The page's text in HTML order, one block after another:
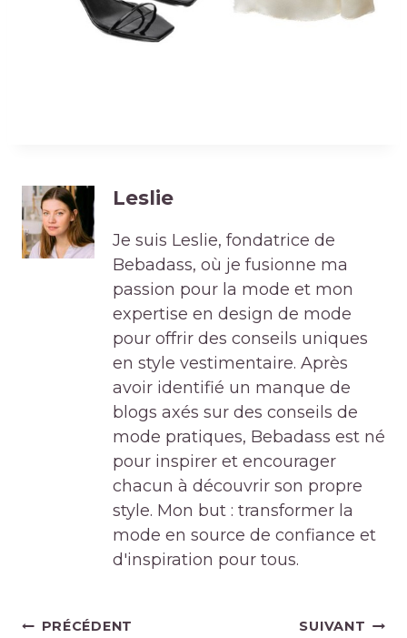
Leslie
Je suis Leslie, fondatrice de
Bebadass, où je fusionne ma
passion pour la mode et mon
expertise en design de mode
pour offrir des conseils uniques
en style vestimentaire. Après
avoir identifié un manque de
blogs axés sur des conseils de
mode pratiques, Bebadass est né
pour inspirer et encourager
chacun à découvrir son propre
style. Mon but : transformer la
mode en source de confiance et
d'inspiration pour tous.
Navigation
PRÉCÉDENT SUIVANT